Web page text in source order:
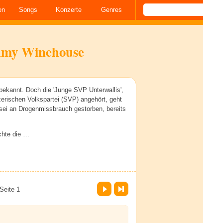
Songs Konzerte Genres
Winehouse
Doch die 'Junge SVP Unterwallis',
Volkspartei (SVP) angehört, geht
an Drogenmissbrauch gestorben, bereits
die …
Seite 1
Vor Letzte Seite